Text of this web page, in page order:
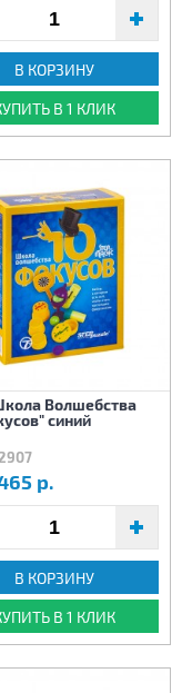
В КОРЗИНУ
В 1 КЛИК
Волшебства
синий
р.
В КОРЗИНУ
В 1 КЛИК